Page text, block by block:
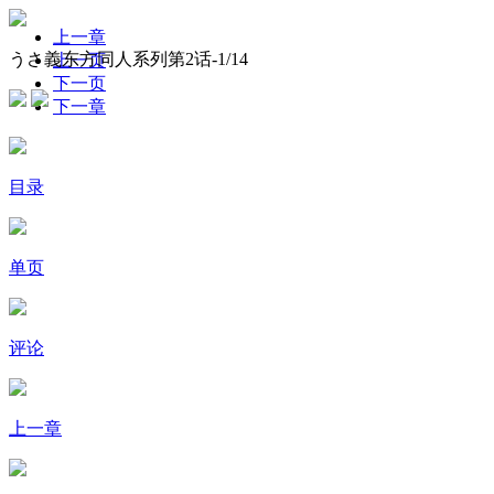
うさ義东方同人系列第2话-1/14
上一章
上一页
下一页
下一章
目录
单页
评论
上一章